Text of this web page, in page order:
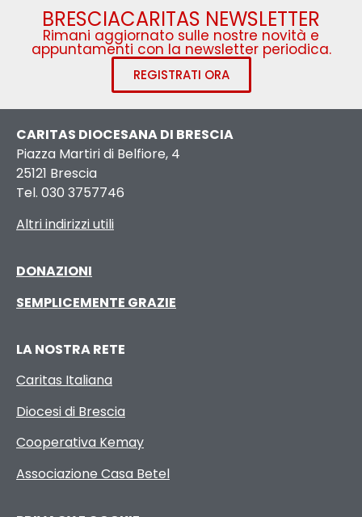
BRESCIACARITAS NEWSLETTER
Rimani aggiornato sulle nostre novità e
appuntamenti con la newsletter periodica.
REGISTRATI ORA
CARITAS DIOCESANA DI BRESCIA
Piazza Martiri di Belfiore, 4
25121 Brescia
Tel. 030 3757746
Altri indirizzi utili
DONAZIONI
SEMPLICEMENTE GRAZIE
LA NOSTRA RETE
Caritas Italiana
Diocesi di Brescia
Cooperativa Kemay
Associazione Casa Betel